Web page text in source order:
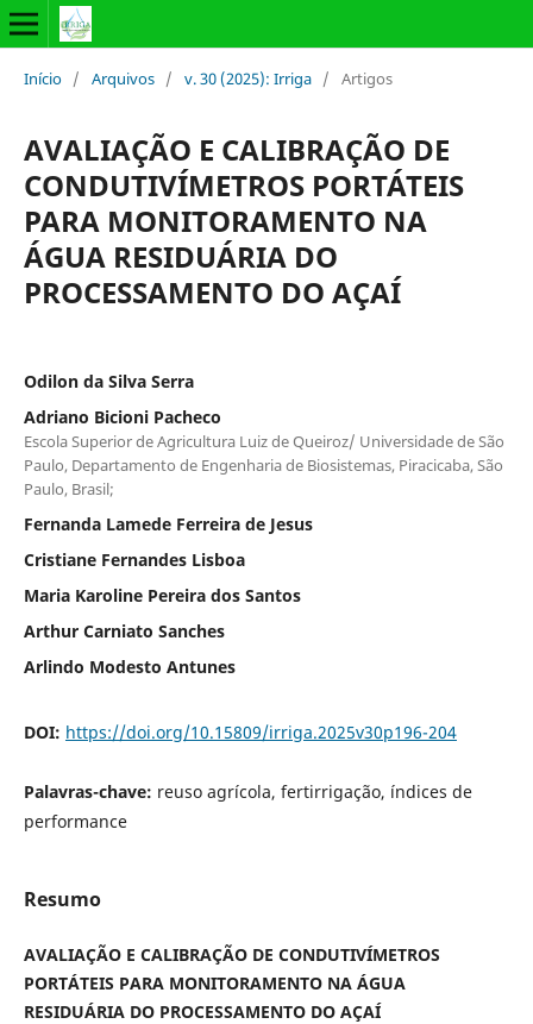
Início / Arquivos / v. 30 (2025): Irriga / Artigos
AVALIAÇÃO E CALIBRAÇÃO DE
CONDUTIVÍMETROS PORTÁTEIS
PARA MONITORAMENTO NA
ÁGUA RESIDUÁRIA DO
PROCESSAMENTO DO AÇAÍ
Odilon da Silva Serra
Adriano Bicioni Pacheco
Escola Superior de Agricultura Luiz de Queiroz/ Universidade de São
Paulo, Departamento de Engenharia de Biosistemas, Piracicaba, São
Paulo, Brasil;
Fernanda Lamede Ferreira de Jesus
Cristiane Fernandes Lisboa
Maria Karoline Pereira dos Santos
Arthur Carniato Sanches
Arlindo Modesto Antunes
DOI: https://doi.org/10.15809/irriga.2025v30p196-204
Palavras-chave: reuso agrícola, fertirrigação, índices de
performance
Resumo
AVALIAÇÃO E CALIBRAÇÃO DE CONDUTIVÍMETROS
PORTÁTEIS PARA MONITORAMENTO NA ÁGUA
RESIDUÁRIA DO PROCESSAMENTO DO AÇAÍ